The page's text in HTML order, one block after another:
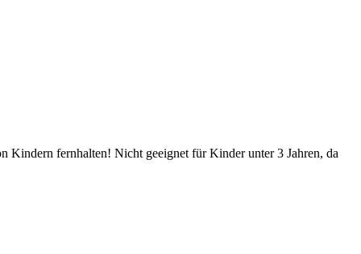
Kindern fernhalten! Nicht geeignet für Kinder unter 3 Jahren, da